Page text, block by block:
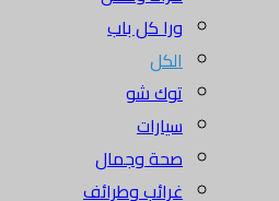
ورا كل باب
الكل
توك شو
سيارات
صحة وجمال
غرائب وطرائف